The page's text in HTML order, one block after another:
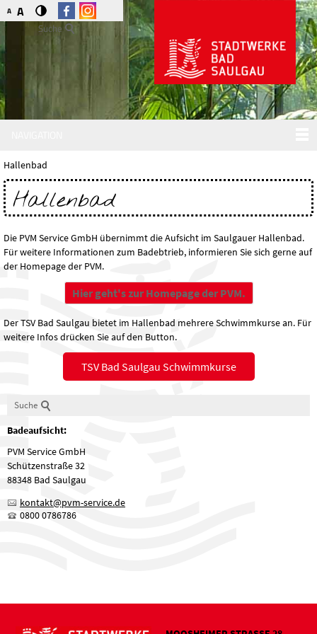
A A
Suche
Hallenbad
Hallenbad
Die PVM Service GmbH übernimmt die Aufsicht im Saulgauer Hallenbad.
Für weitere Informationen zum Badebtrieb, informieren Sie sich gerne auf
der Homepage der PVM.
Hier geht's zur Homepage der PVM.
Der TSV Bad Saulgau bietet im Hallenbad mehrere Schwimmkurse an. Für
weitere Infos drücken Sie auf den Button.
TSV Bad Saulgau Schwimmkurse
Suche
Badeaufsicht:
PVM Service GmbH
Schützenstraße 32
88348 Bad Saulgau
kontakt@pvm-service.de
0800 0786786